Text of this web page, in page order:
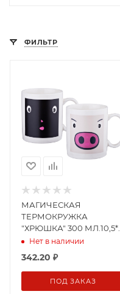
ФИЛЬТР
МАГИЧЕСКАЯ
ТЕРМОКРУЖКА
"ХРЮШКА" 300 МЛ.10,5*9
СМ.ДИАМЕТР=7,5 СМ.
Нет в наличии
342.20 ₽
ПОД ЗАКАЗ